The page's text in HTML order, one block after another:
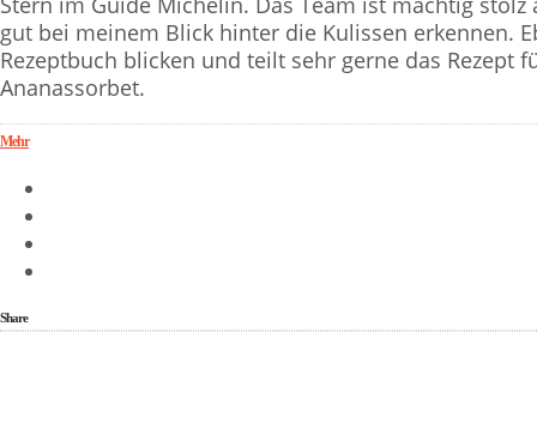
gut bei meinem Blick hinter die Kulissen erkennen.
Rezeptbuch blicken und teilt sehr gerne das Rezept
Ananassorbet.
Mehr
Share